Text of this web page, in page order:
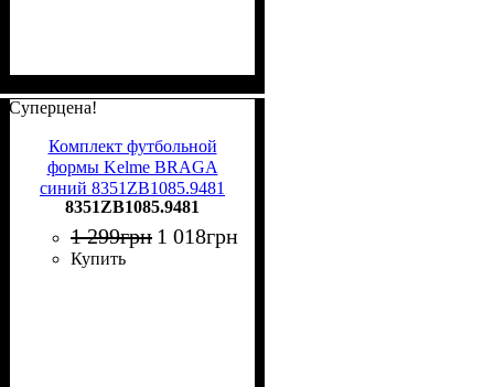
Суперцена!
Комплект футбольной
формы Kelme BRAGA
синий 8351ZB1085.9481
8351ZB1085.9481
1 299грн 1 018грн
Купить